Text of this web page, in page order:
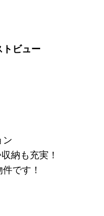
ビュー
ン
納も充実！
です！